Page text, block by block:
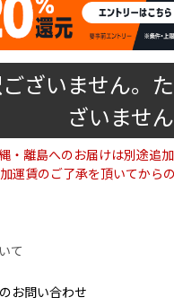
ざいません。
ざいません
・離島へのお届けは別途追
運賃のご了承を頂いてから
て
お問い合わせ